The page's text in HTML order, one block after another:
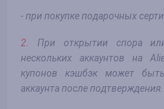
- при покупке подарочных
2. При открытии спора
нескольких аккаунтов на
купонов кэшбэк может
аккаунта после подтверждения.